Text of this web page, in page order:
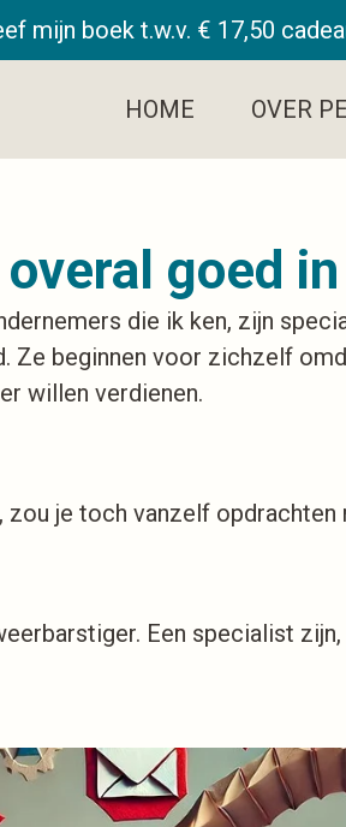
mijn boek t.w.v. € 17,50
HOME OVER
goed
die ik ken, zijn
Ze beginnen voor zichzelf
willen verdienen.
zou je toch vanzelf
Een specialist